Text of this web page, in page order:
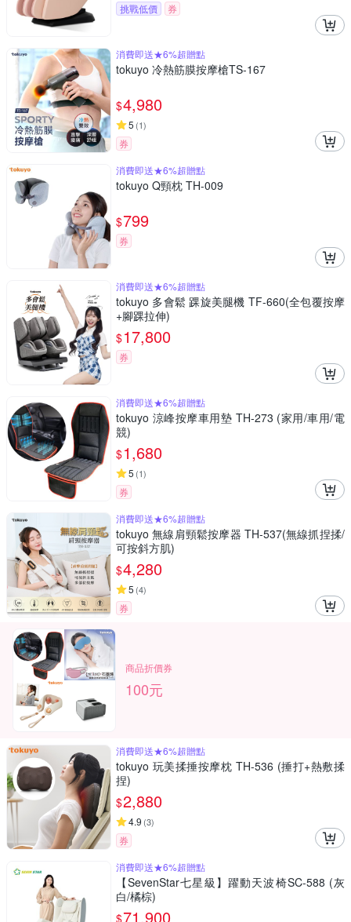
挑戰低價
券
消費即送★6%超贈點
tokuyo 冷熱筋膜按摩槍TS-167
$4,980
5 (1)
券
消費即送★6%超贈點
tokuyo Q頸枕 TH-009
$799
券
消費即送★6%超贈點
tokuyo 多會鬆 踝旋美腿機 TF-660(全包覆按摩
+腳踝拉伸)
$17,800
券
消費即送★6%超贈點
tokuyo 涼峰按摩車用墊 TH-273 (家用/車用/電
競)
$1,680
5 (1)
券
消費即送★6%超贈點
tokuyo 無線肩頸鬆按摩器 TH-537(無線抓捏揉/
可按斜方肌)
$4,280
5 (4)
券
商品折價券
100元
消費即送★6%超贈點
tokuyo 玩美揉捶按摩枕 TH-536 (捶打+熱敷揉
捏)
$2,880
4.9 (3)
券
消費即送★6%超贈點
【SevenStar七星級】躍動天波椅SC-588 (灰
白/橘棕)
$71,900